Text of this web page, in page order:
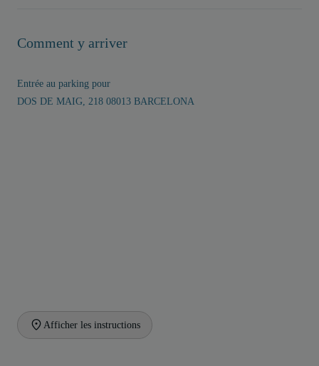
Comment y arriver
Entrée au parking pour
DOS DE MAIG, 218 08013 BARCELONA
Afficher les instructions